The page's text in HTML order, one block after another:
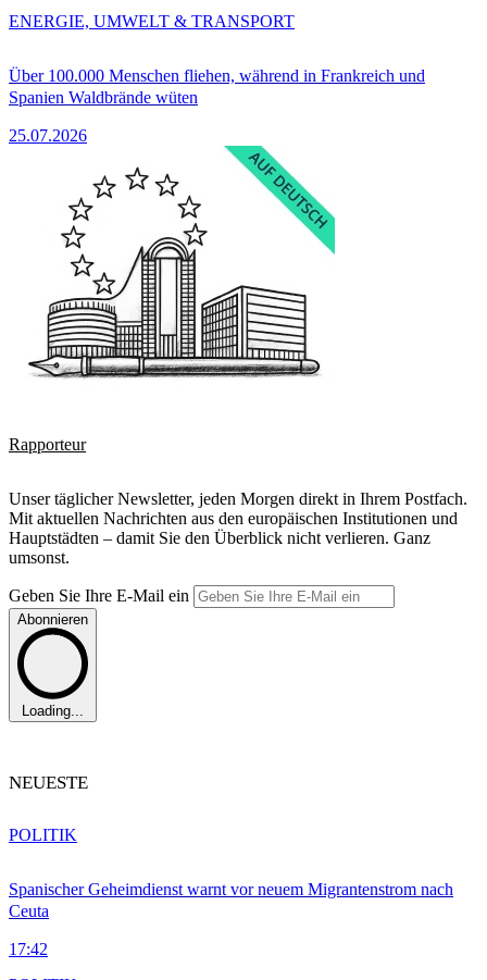
Über 100.000 Menschen fliehen, während in Frankreich und
Spanien Waldbrände wüten
25.07.2026
ENERGIE, UMWELT & TRANSPORT
Rapporteur
Unser täglicher Newsletter, jeden Morgen direkt in Ihrem Postfach.
Mit aktuellen Nachrichten aus den europäischen Institutionen und
Hauptstädten – damit Sie den Überblick nicht verlieren. Ganz
umsonst.
Geben Sie Ihre E-Mail ein
Abonnieren
Loading...
NEUESTE
Spanischer Geheimdienst warnt vor neuem Migrantenstrom nach
Ceuta
17:42
POLITIK